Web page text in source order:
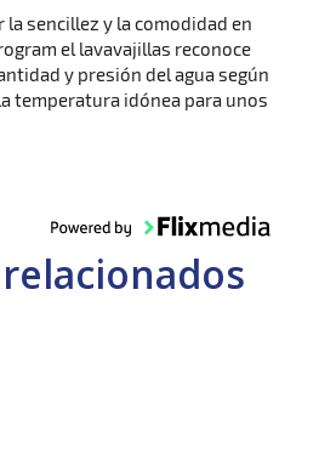
la sencillez y la comodidad en
el lavavajillas reconoce
y presión del agua según
temperatura idónea para unos